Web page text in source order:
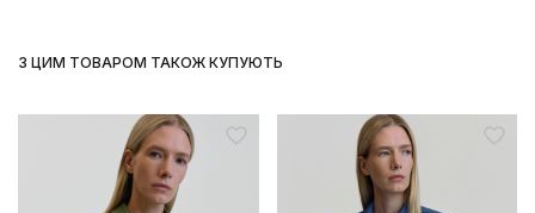
З ЦИМ ТОВАРОМ ТАКОЖ КУПУЮТЬ